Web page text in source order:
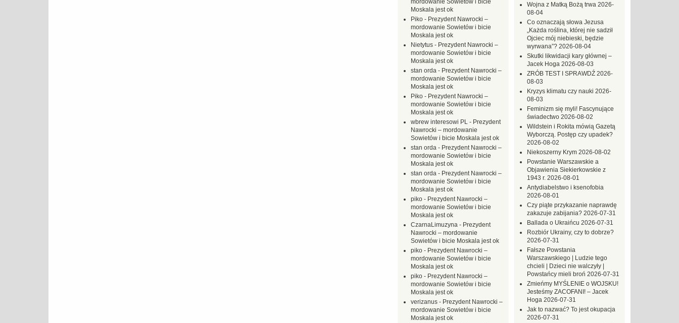
Wojna z Matką Bożą trwa 2026-
08-04
Co oznaczają słowa Jezusa
„Każda roślina, której nie sadził
Ojciec mój niebieski, będzie
wyrwana”? 2026-08-04
Skutki likwidacji kary głównej –
Jacek Hoga 2026-08-03
ZRÓB TEST I SPRAWDŹ 2026-
08-03
Kryzys klimatu czy nauki 2026-
08-03
Feminizm się myli! Fascynujące
świadectwo 2026-08-02
Wildstein i Rokita mówią Gazetą
Wyborczą. Postęp czy upadek?
2026-08-02
Niekoszerny Krym 2026-08-02
Powstanie Warszawskie a
Objawienia Siekierkowskie z
1943 r. 2026-08-01
Antydiabelstwo i ksenofobia
2026-08-01
Czy piąte przykazanie naprawdę
zakazuje zabijania? 2026-07-31
Ballada o Ukraińcu 2026-07-31
Rozbiór Ukrainy, czy to dobrze?
2026-07-31
Fałsze Powstania
Warszawskiego | Ludzie tego
chcieli | Dzieci nie walczyły |
Powstańcy mieli broń 2026-07-31
Zmieńmy MYŚLENIE o WOJSKU!
Jesteśmy ZACOFANI! – Jacek
Hoga 2026-07-31
Jak to nazwać? To jest okupacja
2026-07-31
mordowanie Sowietów i bicie
Moskala jest ok
Piko - Prezydent Nawrocki –
mordowanie Sowietów i bicie
Moskala jest ok
Nietytus - Prezydent Nawrocki –
mordowanie Sowietów i bicie
Moskala jest ok
stan orda - Prezydent Nawrocki –
mordowanie Sowietów i bicie
Moskala jest ok
Piko - Prezydent Nawrocki –
mordowanie Sowietów i bicie
Moskala jest ok
wbrew interesowi PL - Prezydent
Nawrocki – mordowanie
Sowietów i bicie Moskala jest ok
stan orda - Prezydent Nawrocki –
mordowanie Sowietów i bicie
Moskala jest ok
stan orda - Prezydent Nawrocki –
mordowanie Sowietów i bicie
Moskala jest ok
piko - Prezydent Nawrocki –
mordowanie Sowietów i bicie
Moskala jest ok
CzarnaLimuzyna - Prezydent
Nawrocki – mordowanie
Sowietów i bicie Moskala jest ok
piko - Prezydent Nawrocki –
mordowanie Sowietów i bicie
Moskala jest ok
piko - Prezydent Nawrocki –
mordowanie Sowietów i bicie
Moskala jest ok
verizanus - Prezydent Nawrocki –
mordowanie Sowietów i bicie
Moskala jest ok